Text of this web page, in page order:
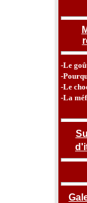
-Le
-
-Le
-La